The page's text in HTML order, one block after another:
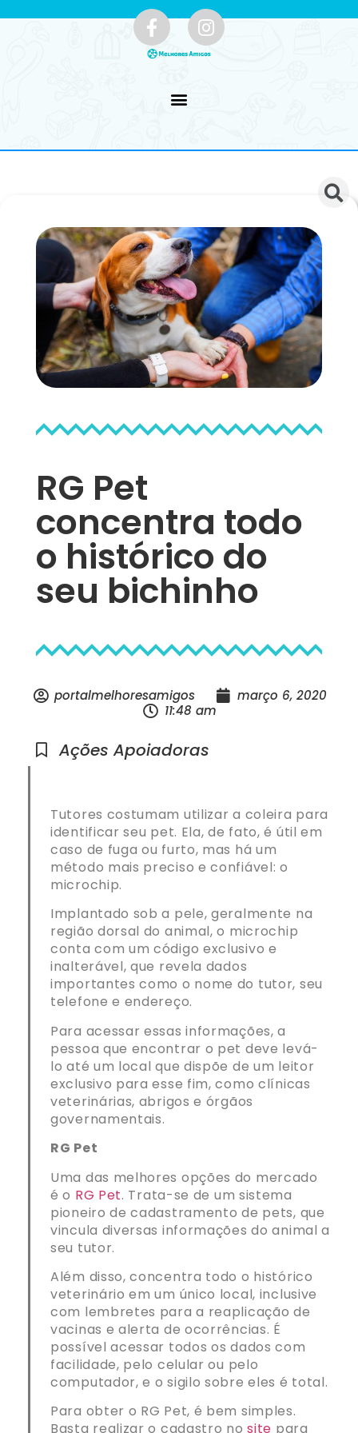
RG Pet
concentra todo
o histórico do
seu bichinho
portalmelhoresamigos
março 6, 2020
11:48 am
Ações Apoiadoras
Tutores costumam utilizar a coleira para
identificar seu pet. Ela, de fato, é útil em
caso de fuga ou furto, mas há um
método mais preciso e confiável: o
microchip.
Implantado sob a pele, geralmente na
região dorsal do animal, o microchip
conta com um código exclusivo e
inalterável, que revela dados
importantes como o nome do tutor, seu
telefone e endereço.
Para acessar essas informações, a
pessoa que encontrar o pet deve levá-
lo até um local que dispõe de um leitor
exclusivo para esse fim, como clínicas
veterinárias, abrigos e órgãos
governamentais.
RG Pet
Uma das melhores opções do mercado
é o RG Pet. Trata-se de um sistema
pioneiro de cadastramento de pets, que
vincula diversas informações do animal a
seu tutor.
Além disso, concentra todo o histórico
veterinário em um único local, inclusive
com lembretes para a reaplicação de
vacinas e alerta de ocorrências. É
possível acessar todos os dados com
facilidade, pelo celular ou pelo
computador, e o sigilo sobre eles é total.
Para obter o RG Pet, é bem simples.
Basta realizar o cadastro nosite para